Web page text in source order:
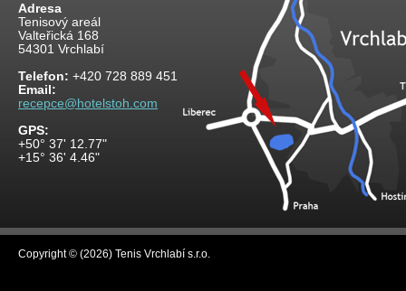
Adresa
Tenisový areál
Valteřická 168
54301 Vrchlabí
Telefon: +420 728 889 451
Email:
recepce@hotelstoh.com
GPS:
+50° 37' 12.77"
+15° 36' 4.46"
Copyright © (2026) Tenis Vrchlabí s.r.o.